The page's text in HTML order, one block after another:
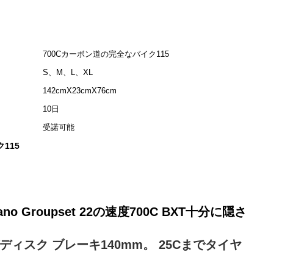
700Cカーボン道の完全なバイク115
S、M、L、XL
142cmX23cmX76cm
10日
受諾可能
115
Groupset 22の速度700C BXT十分に隠さ
ィスク ブレーキ140mm。 25Cまでタイヤ